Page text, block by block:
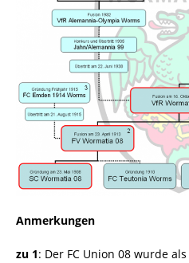
Anmerkungen
zu 1: Der FC Union 08 wurde